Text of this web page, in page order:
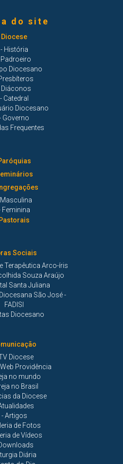
do site
Diocese
- História
Padroeiro
Diocesano
Diáconos
- Catedral
Diocesano
Governo
Frequentes
Feminina
Pastorais
Sociais
Terapêutica Arco-íris
Souza Araújo
Santa Juliana
São José -
FADISI
Diocesano
Diocese
Providência
no mundo
no Brasil
da Diocese
- Artigos
de Fotos
de Vídeos
Diária